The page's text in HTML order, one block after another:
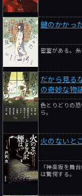
鍵のかかっ
密室がある。
だから見る
の奇妙な物
色とりどりの
ら。
火のないと
「神楽坂を舞
は驚愕する。